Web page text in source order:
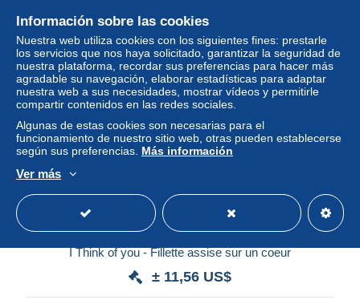
Estatus
I Think of you - Fillette assise sur un coeur
± 11,56 US$
Información sobre las cookies
Nuestra web utiliza cookies con los siguientes fines: prestarle
los servicios que nos haya solicitado, garantizar la seguridad de
nuestra plataforma, recordar sus preferencias para hacer más
agradable su navegación, elaborar estadísticas para adaptar
nuestra web a sus necesidades, mostrar vídeos y permitirle
compartir contenidos en las redes sociales.
Algunas de estas cookies son necesarias para el
funcionamiento de nuestro sitio web, otras pueden establecerse
según sus preferencias. Más información
Ver más